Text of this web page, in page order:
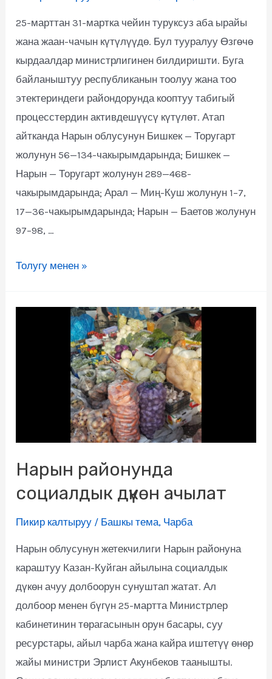
25-марттан 31-мартка чейин туруксуз аба ырайы
жана жаан-чачын күтүлүүдө. Бул тууралуу Өзгөчө
кырдаалдар министрлигинен билдиришти. Буга
байланыштуу республиканын тоолуу жана тоо
этектериндеги райондорунда кооптуу табигый
процесстердин активдешүүсү күтүлөт. Атап
айтканда Нарын облусунун Бишкек — Торугарт
жолунун 56—134-чакырымдарында; Бишкек —
Нарын — Торугарт жолунун 289—468-
чакырымдарында; Арал — Миң-Куш жолунун 1–7,
17—36-чакырымдарында; Нарын — Баетов жолунун
97–98, …
Толугу менен »
Нарын районунда
социалдык дүкөн ачылат
Пикир калтыруу / Башкы тема, Чарба
Нарын облусунун жетекчилиги Нарын районуна
караштуу Казан-Куйган айылына социалдык
дүкөн ачуу долбоорун сунуштап жатат. Ал
долбоор менен бүгүн 25-мартта Министрлер
кабинетинин төрагасынын орун басары, суу
ресурстары, айыл чарба жана кайра иштетүү өнөр
жайы министри Эрлист Акунбеков таанышты.